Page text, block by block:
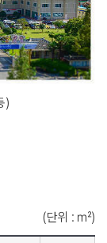
)
(단위 : ㎡)